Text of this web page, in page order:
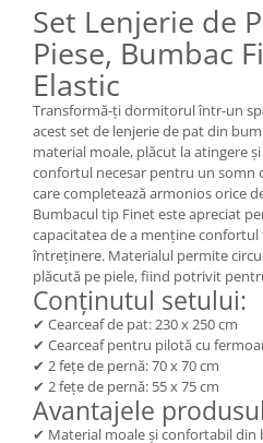
Set Lenjerie de
Piese, Bumbac
Elastic
Transformă-ți dormitorul într-un
acest set de lenjerie de pat din
material moale, plăcut la atingere
confortul necesar pentru un somn
care completează armonios orice
Bumbacul tip Finet este apreciat
capacitatea de a menține
întreținere. Materialul permite
plăcută pe piele, fiind potrivit
Conținutul setului:
✔ Cearceaf de pat: 230 x 250 cm
✔ Cearceaf pentru pilotă cu
✔ 2 fețe de pernă: 70 x 70 cm
✔ 2 fețe de pernă: 55 x 75 cm
Avantajele
✔ Material moale și confortabil din